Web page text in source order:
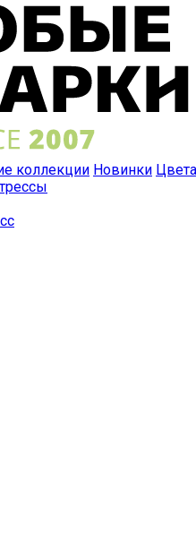
коллекции Новинки Цвета